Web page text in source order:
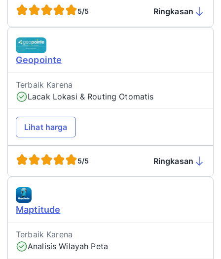
5/5 Ringkasan
Geopointe
Terbaik Karena
Lacak Lokasi & Routing Otomatis
Lihat harga
5/5 Ringkasan
Maptitude
Terbaik Karena
Analisis Wilayah Peta